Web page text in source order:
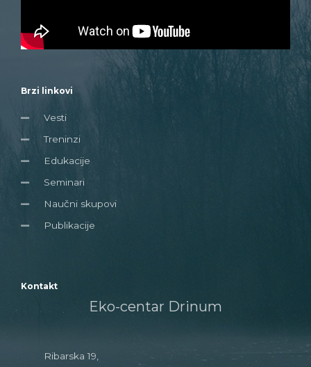
Brzi linkovi
Vesti
Treninzi
Edukacije
Seminari
Naučni skupovi
Publikacije
Kontakt
Eko-centar Drinum
Ribarska 19,